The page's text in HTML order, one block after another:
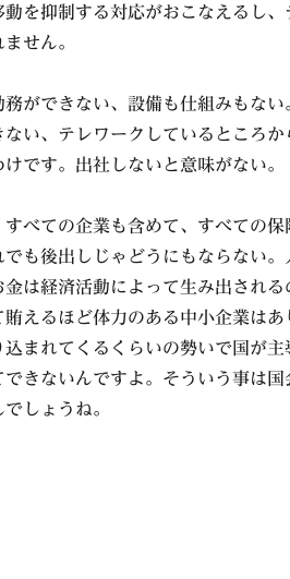
を抑制する対応がおこなえるし、
せん。
ができない、設備も仕組みもない
い、テレワークしているところ
です。出社しないと意味がない。
べての企業も含めて、すべての保
も後出しじゃどうにもならない。
は経済活動によって生み出される
賄えるほど体力のある中小企業は
まれてくるくらいの勢いで国が主
きないんですよ。そういう事は国
しょうね。